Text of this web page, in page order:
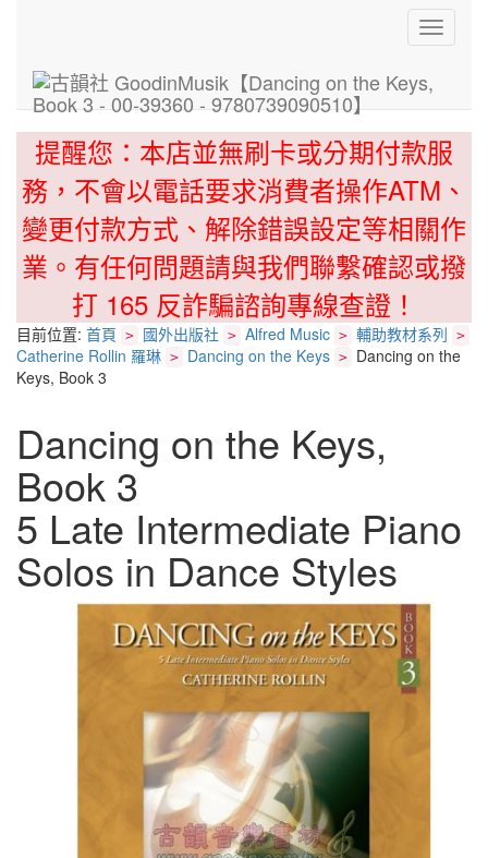
Toggle
提醒您：本店並無刷卡或分期付款服
務，不會以電話要求消費者操作ATM、
變更付款方式、解除錯誤設定等相關作
業。有任何問題請與我們聯繫確認或撥
打 165 反詐騙諮詢專線查證！
目前位置: 首頁 > 國外出版社 > Alfred Music > 輔助教材系列 >
Catherine Rollin 羅琳 > Dancing on the Keys > Dancing on the
Keys, Book 3
Dancing on the Keys,
Book 3
5 Late Intermediate Piano
Solos in Dance Styles